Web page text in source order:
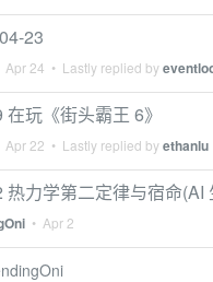
23
Apr 24 • Lastly replied by
玩《街头霸王 6》
Apr 22 • Lastly replied byethanlu
热力学第二定律与宿命(AI
• Apr 2